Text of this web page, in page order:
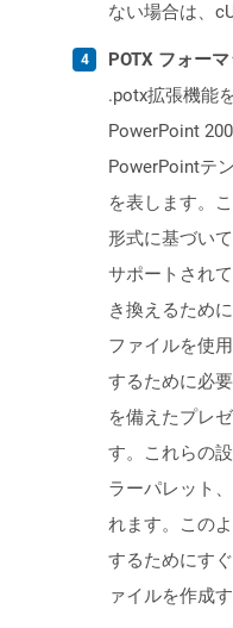
ない場合は、
POTX フォー
.potx拡張機能
PowerPoint
PowerPointテ
を表します。
形式に基づい
サポートされ
き換えるため
ファイルを使
するために必
を備えたプレ
す。これらの
ラーパレット
れます。この
するためにす
ァイルを作成